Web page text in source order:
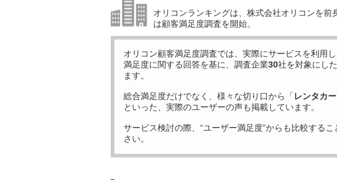
オリコンランキングは、株式会社オリコンを
は顧客満足度調査を開始。
オリコン顧客満足度調査では、実際にサービスを利用し
満足度に関する回答を基に、調査企業30社を対象にし
ます。
総合満足度だけでなく、様々な切り口から「 レンタカー
といった、実際のユーザーの声も掲載しています。
サービス検討の際、“ユーザー満足度”からも比較するこ
さい。